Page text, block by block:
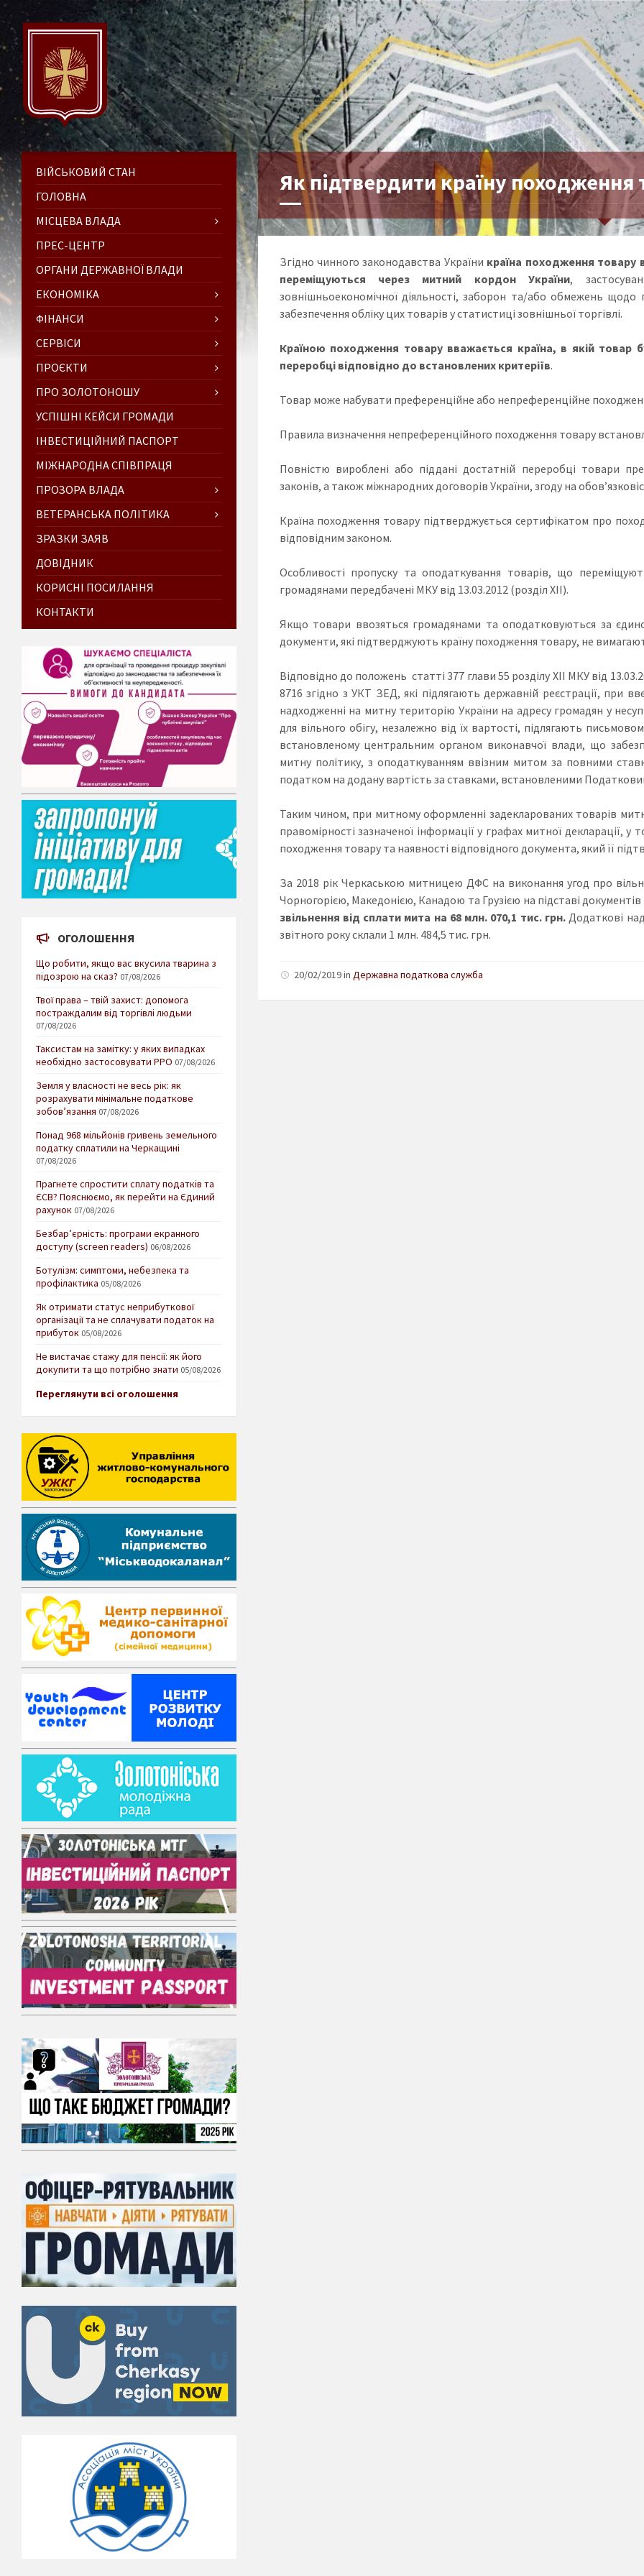
Як підтвердити країну походження
Згідно чинного законодавства України країна походження товару
переміщуються через митний кордон України,
зовнішньоекономічної діяльності, заборон та/або обмежень
забезпечення обліку цих товарів у статистиці зовнішньої торгівлі.
Країною походження товару вважається країна, в якій товар
переробці відповідно до встановлених критеріїв.
Товар може набувати преференційне або непреференційне
Правила визначення непреференційного походження товару
Повністю вироблені або піддані достатній переробці товари
законів, а також міжнародних договорів України, згоду на
Країна походження товару підтверджується сертифікатом про
відповідним законом.
Особливості пропуску та оподаткування товарів, що
громадянами передбачені МКУ від 13.03.2012 (розділ XII).
Якщо товари ввозяться громадянами та оподатковуються за
документи, які підтверджують країну походження товару, не
Відповідно до положень статті 377 глави 55 розділу XII МКУ від
8716 згідно з УКТ ЗЕД, які підлягають державній реєстрації, при
надходженні на митну територію України на адресу громадян у
для вільного обігу, незалежно від їх вартості, підлягають
встановленому центральним органом виконавчої влади, що
митну політику, з оподаткуванням ввізним митом за повними
податком на додану вартість за ставками, встановленими
Таким чином, при митному оформленні задекларованих товарів
правомірності зазначеної інформації у графах митної декларації,
походження товару та наявності відповідного документа, який її
За 2018 рік Черкаською митницею ДФС на виконання угод про
Чорногорією, Македонією, Канадою та Грузією на підставі
звільнення від сплати мита на 68 млн. 070,1 тис. грн. Додаткові
звітного року склали 1 млн. 484,5 тис. грн.
20/02/2019 in Державна податкова служба
ВІЙСЬКОВИЙ СТАН
ГОЛОВНА
МІСЦЕВА ВЛАДА
ПРЕС-ЦЕНТР
ОРГАНИ ДЕРЖАВНОЇ ВЛАДИ
ЕКОНОМІКА
ФІНАНСИ
СЕРВІСИ
ПРОЄКТИ
ПРО ЗОЛОТОНОШУ
УСПІШНІ КЕЙСИ ГРОМАДИ
ІНВЕСТИЦІЙНИЙ ПАСПОРТ
МІЖНАРОДНА СПІВПРАЦЯ
ПРОЗОРА ВЛАДА
ВЕТЕРАНСЬКА ПОЛІТИКА
ЗРАЗКИ ЗАЯВ
ДОВІДНИК
КОРИСНІ ПОСИЛАННЯ
КОНТАКТИ
ОГОЛОШЕННЯ
Що робити, якщо вас вкусила тварина з
підозрою на сказ? 07/08/2026
Твої права – твій захист: допомога
постраждалим від торгівлі людьми
07/08/2026
Таксистам на замітку: у яких випадках
необхідно застосовувати РРО 07/08/2026
Земля у власності не весь рік: як
розрахувати мінімальне податкове
зобов’язання 07/08/2026
Понад 968 мільйонів гривень земельного
податку сплатили на Черкащині
07/08/2026
Прагнете спростити сплату податків та
ЄСВ? Пояснюємо, як перейти на Єдиний
рахунок 07/08/2026
Безбар’єрність: програми екранного
доступу (screen readers) 06/08/2026
Ботулізм: симптоми, небезпека та
профілактика 05/08/2026
Як отримати статус неприбуткової
організації та не сплачувати податок на
прибуток 05/08/2026
Не вистачає стажу для пенсії: як його
докупити та що потрібно знати 05/08/2026
Переглянути всі оголошення